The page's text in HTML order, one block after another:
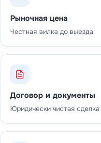
Рыночная цена
Честная вилка до выезда
Договор и документы
Юридически чистая сделка